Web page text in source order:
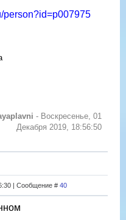
person?id=p007975
- Воскресенье, 01
Декабря 2019, 18:56:50
| Сообщение # 40